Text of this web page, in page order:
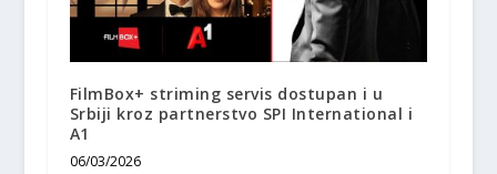
FilmBox+ striming servis dostupan i u
Srbiji kroz partnerstvo SPI International i
A1
06/03/2026